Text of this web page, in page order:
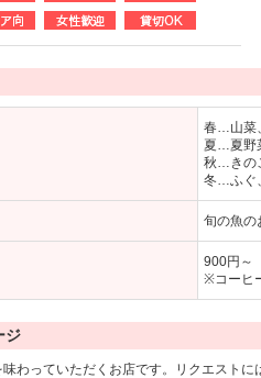
春…山菜
夏…夏野
秋…きの
冬…ふぐ
旬の魚の
900円～
※コーヒ
ジ
わっていただくお店です。リクエスト